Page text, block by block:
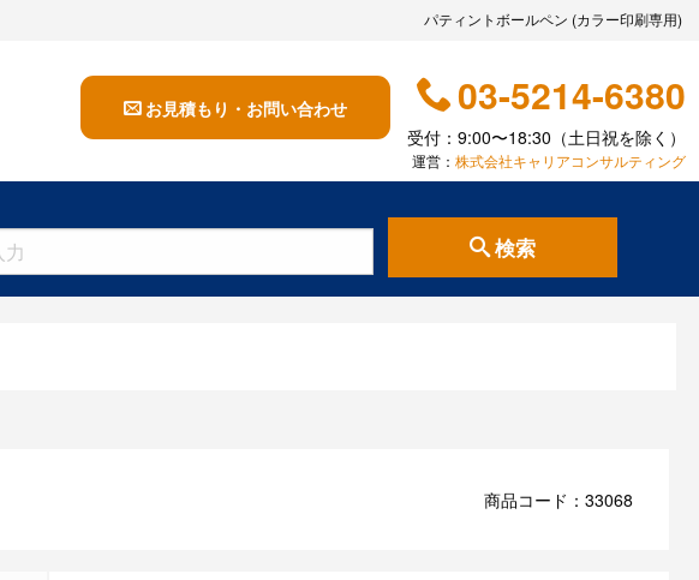
パティントボールペン (カラー印刷専用)
お見積もり・お問い合わせ 03-5214-6380
受付：9:00〜18:30（土日祝を除く）
運営：株式会社キャリアコンサルティング
検索
商品コード：33068